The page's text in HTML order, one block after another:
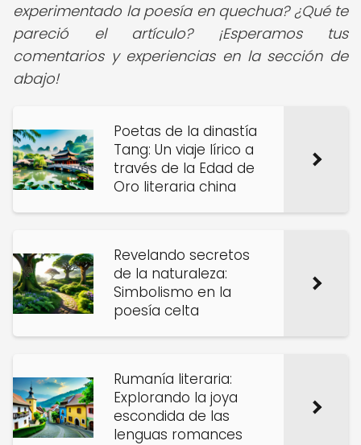
experimentado la poesía en quechua? ¿Qué te
pareció el artículo?¡Esperamos tus
comentarios y experiencias en la sección de
abajo!
Poetas de la dinastía
Tang: Un viaje lírico a
través de la Edad de
Oro literaria china
Revelando secretos
de la naturaleza:
Simbolismo en la
poesía celta
Rumanía literaria:
Explorando la joya
escondida de las
lenguas romances